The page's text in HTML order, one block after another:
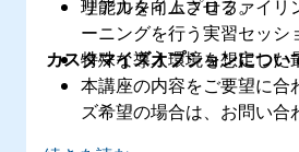
理能力を向上させる。
リアルタイムプロファイリ
ーニングを行う実習セッシ
特殊な導入環境を想定した
カスタマイズオプションについ
本講座の内容をご要望に合
ズ希望の場合は、お問い合